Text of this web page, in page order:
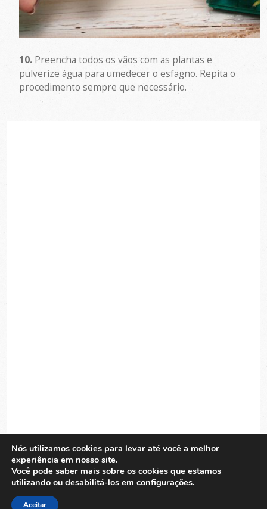
10. Preencha todos os vãos com as plantas e
pulverize água para umedecer o esfagno. Repita o
procedimento sempre que necessário.
© 2026. EDITORA EUROPA.
Nós utilizamos cookies para levar até você a melhor
experiência em nosso site.
Você pode saber mais sobre os cookies que estamos
utilizando ou desabilitá-los em configurações.
Aceitar